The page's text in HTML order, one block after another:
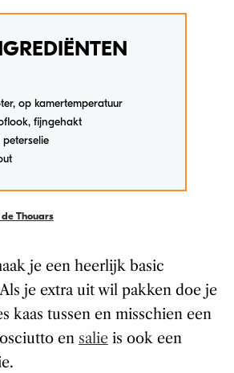
op kamertemperatuur
fijngehakt
Thouars
je een heerlijk basic
je extra uit wil pakken doe je
kaas tussen en misschien een
en salieis ook een